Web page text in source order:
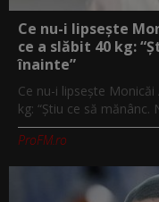
Ce nu-i lipsește
ce a slăbit 40 kg:
înainte”
Ce nu-i lipsește
kg: “Știu ce să mănânc.
ProFM.ro